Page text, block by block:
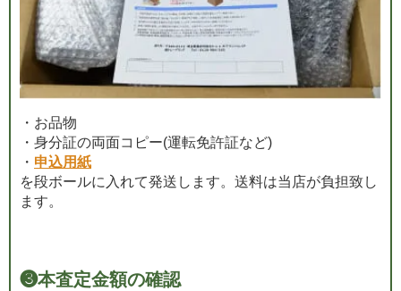
・お品物
・身分証の両面コピー(運転免許証など)
・ 申込用紙
を段ボールに入れて発送します。送料は当店が負担致し
ます。
❸本査定金額の確認